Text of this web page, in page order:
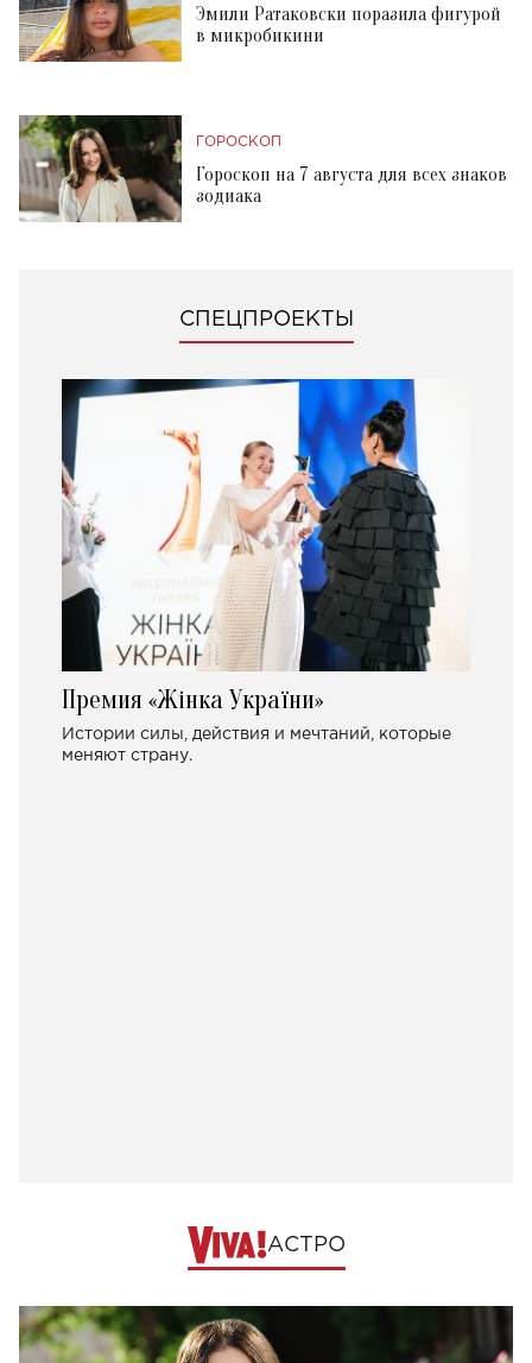
Эмили Ратаковски поразила фигурой
в микробикини
ГОРОСКОП
Гороскоп на 7 августа для всех знаков
зодиака
СПЕЦПРОЕКТЫ
Премия «Жінка України»
Истории силы, действия и мечтаний, которые
меняют страну.
АСТРО